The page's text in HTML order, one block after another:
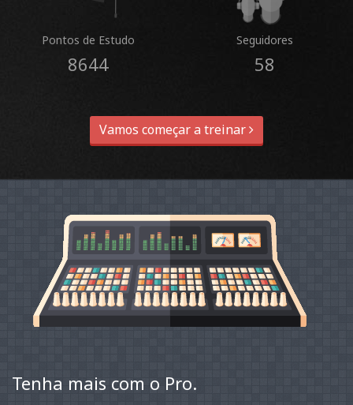
Pontos de Estudo
8644
Seguidores
58
Vamos começar a treinar
Tenha mais com o Pro.